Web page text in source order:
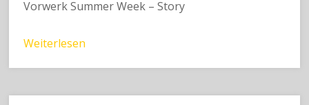
Vorwerk Summer Week – Story
Weiterlesen